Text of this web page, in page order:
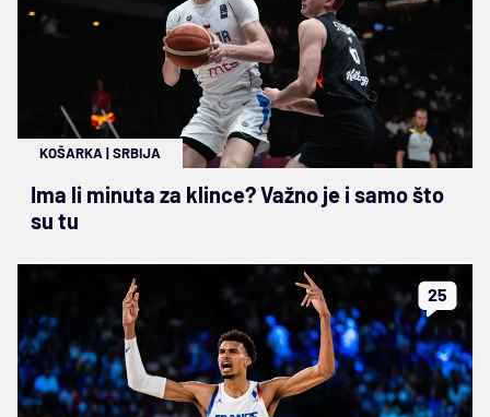
KOŠARKA |SRBIJA
Ima li minuta za klince? Važno je i samo što
su tu
25